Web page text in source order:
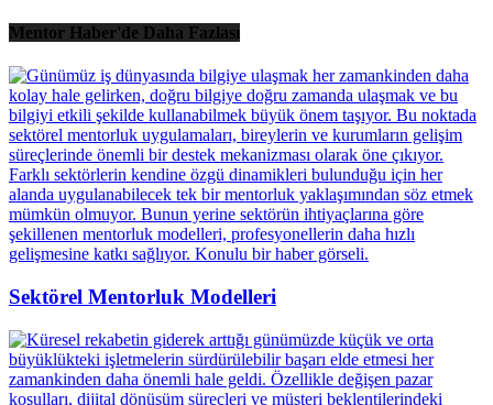
Mentor Haber'de Daha Fazlası
Sektörel Mentorluk Modelleri